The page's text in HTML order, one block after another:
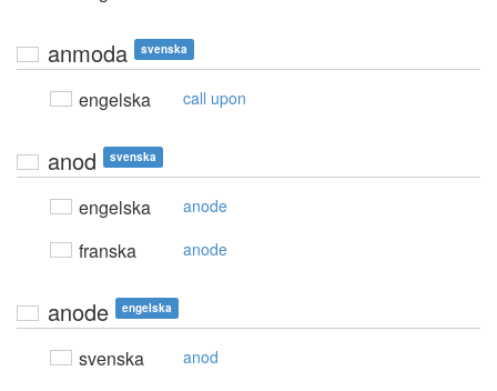
anmoda svenska
engelska call upon
anod svenska
engelska anode
franska anode
anode engelska
svenska anod